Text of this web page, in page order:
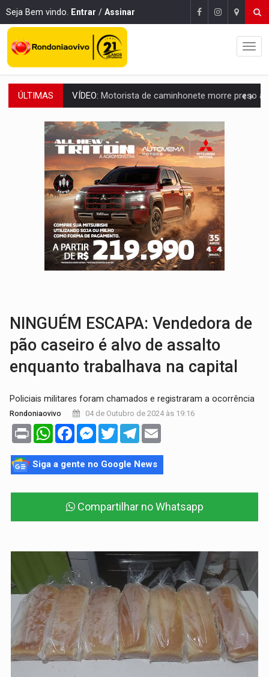
Seja Bem vindo. Entrar / Assinar
ÚLTIMAS LAZER:Seis lugares gratuitos para aproveitar o fim de semana
VÍDEO:FTICCO e Força Tática prendem membro do CV com arma e drogas
INCLUSÃO:Prefeitura fortalece parceria com a APAE para ampliar ações
DEFESA:Exército testa inovações no combate a drones durante
TEMAS SOCIOAMBIENTAIS:Em Itapuã do Oeste, CINEMAZÔNIA leva cinema
PREVISÃO:Interior de Rondônia terá sábado (8) de calor intenso
INFRAESTRUTURA:Após quase 30 anos de espera, asfalto chega ao
A ILHA:Coreografia de Rondônia estreia na programação do Festival de
NINGUÉM ESCAPA: Vendedora de
pão caseiro é alvo de assalto
enquanto trabalhava na capital
Policiais militares foram chamados e registraram a ocorrência
Rondoniaovivo 04 de Outubro de 2024 às 19:16
Print WhatsAppFacebookMessenger
TwitterTelegram
Siga a gente no Google News
Compartilhar no Whatsapp